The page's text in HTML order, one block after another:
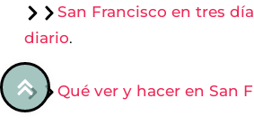
San Francisco en tres
diario.
Qué ver y hacer en San